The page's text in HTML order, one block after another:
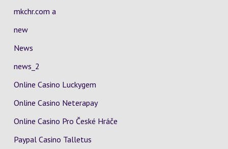
mkchr.com a
new
News
news_2
Online Casino Luckygem
Online Casino Neterapay
Online Casino Pro České Hráče
Paypal Casino Talletus